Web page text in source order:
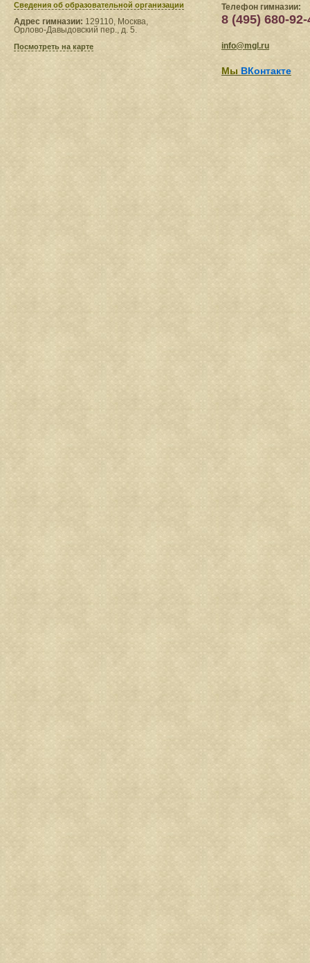
Сведения​ об образовательной организации
Адрес гимназии: 129110, Москва,
Орлово-Давыдовский пер., д. 5.
Посмотреть на карте
Телефон гимназии:
8 (495) 680-92-
info@mgl.ru
Мы ВКонтакте